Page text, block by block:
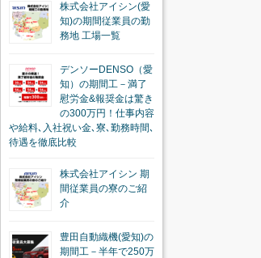
株式会社アイシン(愛
知)の期間従業員の勤
務地 工場一覧
デンソーDENSO（愛
知）の期間工－満了
慰労金&報奨金は驚き
の300万円！仕事内容
や給料､入社祝い金､寮､勤務時間､
待遇を徹底比較
株式会社アイシン 期
間従業員の寮のご紹
介
豊田自動織機(愛知)の
期間工－半年で250万